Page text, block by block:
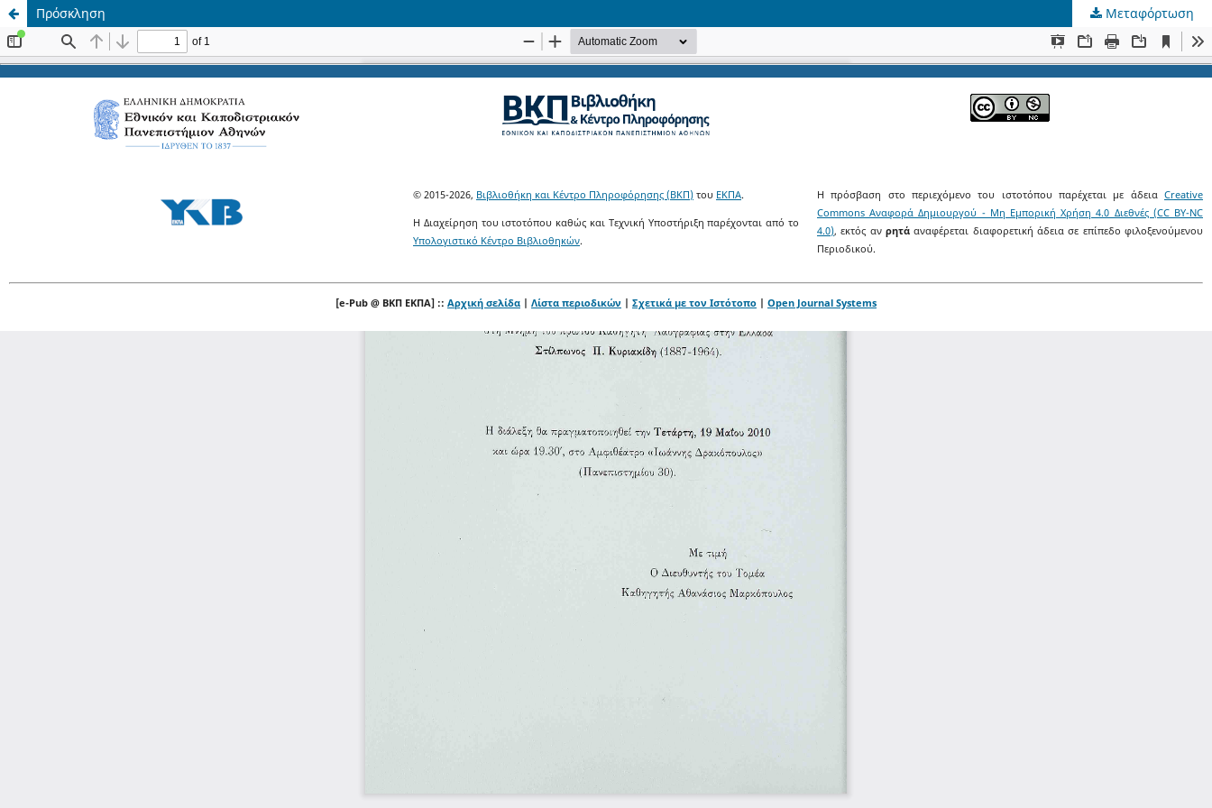
Πρόσκληση Μεταφόρτωση
© 2015-2026, Βιβλιοθήκη και Κέντρο Πληροφόρησης (ΒΚΠ) του ΕΚΠΑ.
Η Διαχείρηση του ιστοτόπου καθώς και Τεχνική Υποστήριξη παρέχονται από το
Υπολογιστικό Κέντρο Βιβλιοθηκών.
Η πρόσβαση στο περιεχόμενο του ιστοτόπου παρέχεται με άδεια Creative
Commons Αναφορά Δημιουργού - Μη Εμπορική Χρήση 4.0 Διεθνές (CC BY-NC
4.0), εκτός αν ρητά αναφέρεται διαφορετική άδεια σε επίπεδο φιλοξενούμενου
Περιοδικού.
[e-Pub @ ΒΚΠ ΕΚΠΑ] :: Αρχική σελίδα | Λίστα περιοδικών | Σχετικά με τον Ιστότοπο | Open Journal Systems